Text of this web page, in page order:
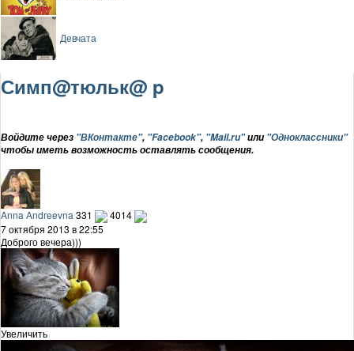
Девчата
Симп@тюльк@ p
Войдите через "ВКонтакте", "Facebook", "Mail.ru"или "Одноклассники"
чтобы иметь возможность оставлять сообщения.
Anna Andreevna 331
4014
7 октября 2013 в 22:55
Доброго вечера)))
Увеличить